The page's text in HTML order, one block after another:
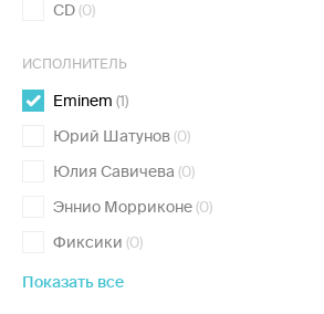
CD(0)
ИСПОЛНИТЕЛЬ
Eminem (1)
Юрий Шатунов(0)
Юлия Савичева (0)
Эннио Морриконе(0)
Фиксики (0)
Показать все